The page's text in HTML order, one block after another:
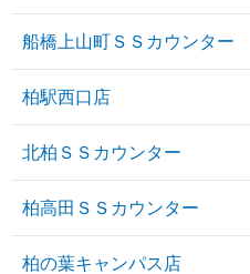
船橋上山町ＳＳカウンター
柏駅西口店
北柏ＳＳカウンター
柏高田ＳＳカウンター
柏の葉キャンパス店